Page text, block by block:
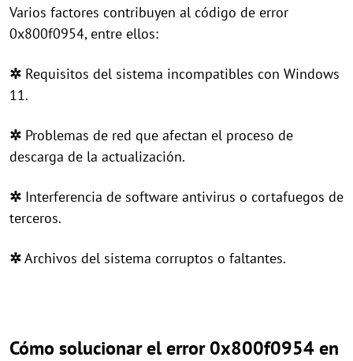
Varios factores contribuyen al código de error
0x800f0954, entre ellos:
✲ Requisitos del sistema incompatibles con Windows
11.
✲ Problemas de red que afectan el proceso de
descarga de la actualización.
✲ Interferencia de software antivirus o cortafuegos de
terceros.
✲Archivos del sistema corruptos o faltantes.
Cómo solucionar el error 0x800f0954 en